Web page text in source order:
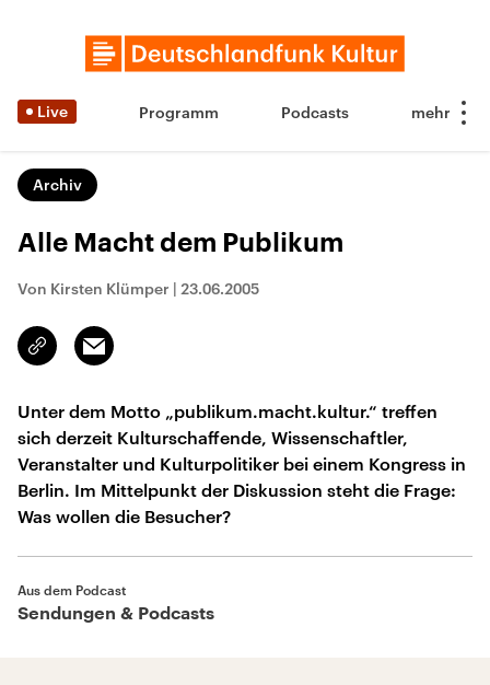
Live Programm Podcasts
Archiv
Alle Macht dem Publikum
Von Kirsten Klümper | 23.06.2005
Link
kopieren/teilen
Email
Unter dem Motto „publikum.macht.kultur.“ treffen
sich derzeit Kulturschaffende, Wissenschaftler,
Veranstalter und Kulturpolitiker bei einem Kongress in
Berlin. Im Mittelpunkt der Diskussion steht die Frage:
Was wollen die Besucher?
Aus dem Podcast
Sendungen & Podcasts